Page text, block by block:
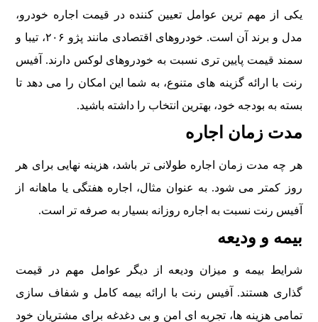
یکی از مهم ترین عوامل تعیین کننده در قیمت اجاره خودرو،
مدل و برند آن است. خودروهای اقتصادی مانند پژو ۲۰۶، تیبا و
سمند قیمت پایین تری نسبت به خودروهای لوکس دارند. آفیس
رنت با ارائه گزینه های متنوع، به شما این امکان را می دهد تا
بسته به بودجه خود، بهترین انتخاب را داشته باشید.
مدت زمان اجاره
هر چه مدت زمان اجاره طولانی تر باشد، هزینه نهایی برای هر
روز کمتر می شود. به عنوان مثال، اجاره هفتگی یا ماهانه از
آفیس رنت نسبت به اجاره روزانه بسیار به صرفه تر است.
بیمه و ودیعه
شرایط بیمه و میزان ودیعه از دیگر عوامل مهم در قیمت
گذاری هستند. آفیس رنت با ارائه بیمه کامل و شفاف سازی
تمامی هزینه ها، تجربه ای امن و بی دغدغه برای مشتریان خود